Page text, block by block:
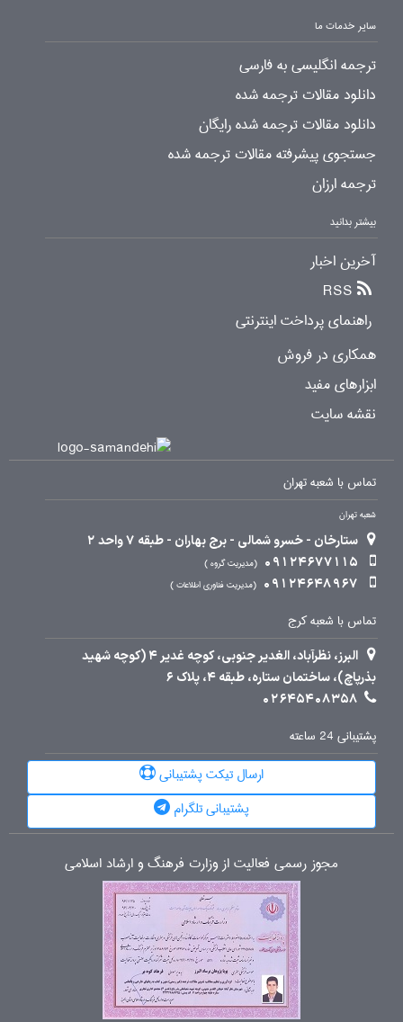
سایر خدمات ما
ترجمه انگلیسی به فارسی
دانلود مقالات ترجمه شده
دانلود مقالات ترجمه شده رایگان
جستجوی پیشرفته مقالات ترجمه شده
ترجمه ارزان
بیشتر بدانید
آخرین اخبار
RSS
راهنمای پرداخت اینترنتی
همکاری در فروش
ابزارهای مفید
نقشه سایت
تماس با شعبه تهران
شعبه تهران
ستارخان - خسرو شمالی - برج بهاران - طبقه 7 واحد 2
09124677115
مدیریت گروه
09124648967 مدیریت فناوری اطلاعات
تماس با شعبه کرج
البرز، نظرآباد، الغدیر جنوبی، کوچه غدیر 4 (کوچه شهید
بذرپاچ)، ساختمان ستاره، طبقه 4، پلاک 6
02645408358
پشتیبانی 24 ساعته
ارسال تیکت پشتیبانی
پشتیبانی تلگرام
مجوز رسمی فعالیت از وزارت فرهنگ و ارشاد اسلامی